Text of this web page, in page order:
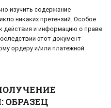
изучить содержание
никаких претензий. Особое
действия и информацию о праве
этот документ
ордеру и/или платежной
ОБРАЗЕЦ